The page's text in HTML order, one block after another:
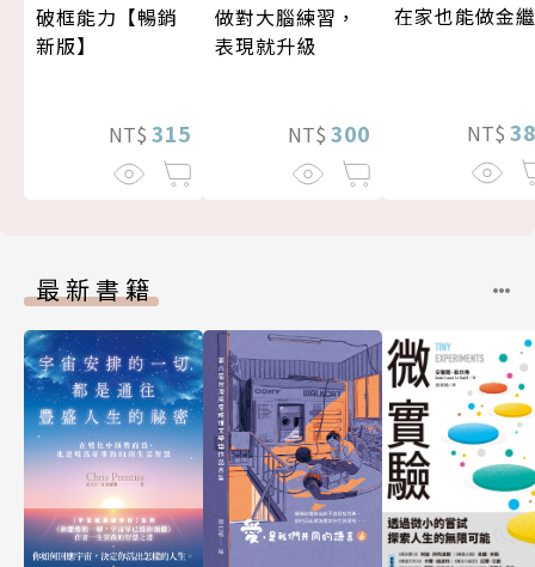
破框能力【暢銷
新版】
NT$ 315
做對大腦練習，
表現就升級
NT$ 300
在家也能做金繼
NT$
最新書籍